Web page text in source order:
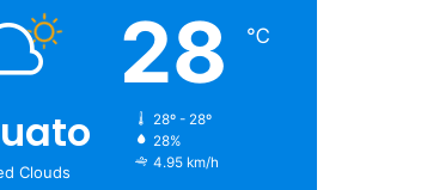
Clouds
28 ℃
28º - 28º
28%
4.95 km/h